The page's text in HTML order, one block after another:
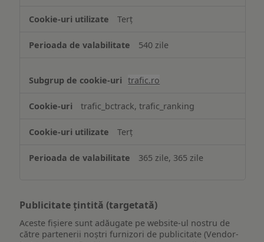
Terț
540 zile
trafic.ro
trafic_bctrack, trafic_ranking
Terț
365 zile, 365 zile
Publicitate țintită (targetată)
Aceste fișiere sunt adăugate pe website-ul nostru de
către partenerii noștri furnizori de publicitate (Vendor-